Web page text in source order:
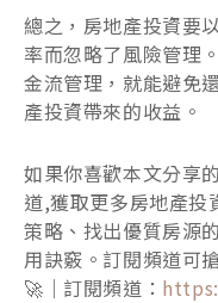
總之，房地產投資要
率而忽略了風險管理
金流管理，就能避免
產投資帶來的收益。
如果你喜歡本文分享
道,獲取更多房地產投
策略、找出優質房源
用訣竅。訂閱頻道可
🚀｜訂閱頻道：